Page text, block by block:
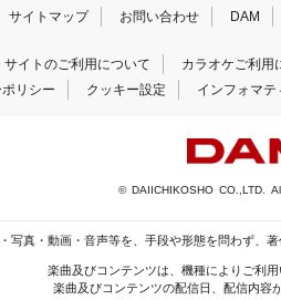
サイトマップ お問い合わせ DAM
サイトのご利用について カラオケご利用
リシー
クッキー設定 インフォマテ
© DAIICHIKOSHO CO.,LTD.
写真・動画・音声等を、手段や形態を問わず、
楽曲及びコンテンツは、機種によりご利用
楽曲及びコンテンツの配信日、配信内容